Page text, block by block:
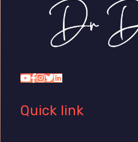
Quick link